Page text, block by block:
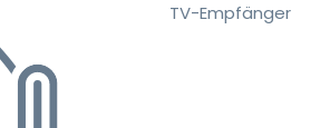
TV-Empfänger